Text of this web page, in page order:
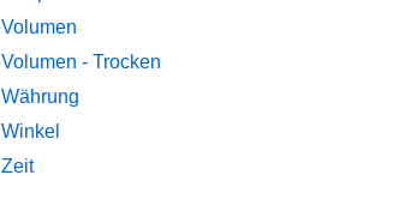
Volumen
Volumen - Trocken
Währung
Winkel
Zeit